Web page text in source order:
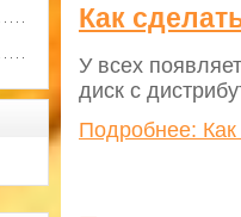
Как
У всех
диск с
Подробнее: Как